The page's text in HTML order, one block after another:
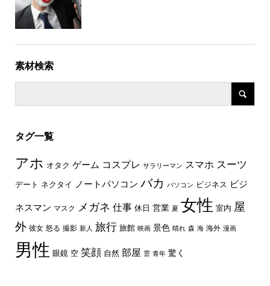
素材検索
タグ一覧
アホ オタク ゲーム コスプレ サラリーマン スマホ スーツ
デート ネクタイ ノートパソコン バカ パソコン ビジネス ビジ
ネスマン マスク メガネ 仕事 休日 営業 夏 女性 室内 屋
外 彼女 怒る 撮影 新人 旅行 旅館 映画 景色 晴れ 森 海 海外 漫画
男性 眼鏡 空 笑顔 自然 部屋 雲 青年 驚く